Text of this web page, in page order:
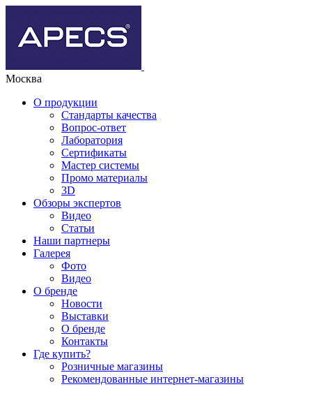
Москва
О продукции
Стандарты качества
Вопрос-ответ
Лаборатория
Сертификаты
Мастер системы
Промо материалы
3D
Обзоры экспертов
Видео
Статьи
Наши партнеры
Галерея
Фото
Видео
О бренде
Новости
Выставки
О бренде
Контакты
Где купить?
Розничные магазины
Рекомендованные интернет-магазины